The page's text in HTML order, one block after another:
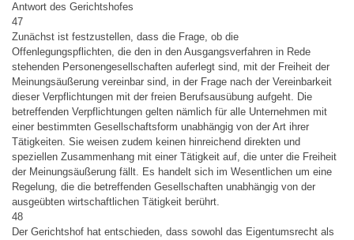
Antwort des Gerichtshofes
47
Zunächst ist festzustellen, dass die Frage, ob die
Offenlegungspflichten, die den in den Ausgangsverfahren in Rede
stehenden Personengesellschaften auferlegt sind, mit der Freiheit der
Meinungsäußerung vereinbar sind, in der Frage nach der Vereinbarkeit
dieser Verpflichtungen mit der freien Berufsausübung aufgeht. Die
betreffenden Verpflichtungen gelten nämlich für alle Unternehmen mit
einer bestimmten Gesellschaftsform unabhängig von der Art ihrer
Tätigkeiten. Sie weisen zudem keinen hinreichend direkten und
speziellen Zusammenhang mit einer Tätigkeit auf, die unter die Freiheit
der Meinungsäußerung fällt. Es handelt sich im Wesentlichen um eine
Regelung, die die betreffenden Gesellschaften unabhängig von der
ausgeübten wirtschaftlichen Tätigkeit berührt.
48
Der Gerichtshof hat entschieden, dass sowohl das Eigentumsrecht als